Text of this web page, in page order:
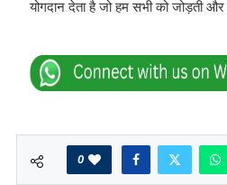
योगदान देता है जो हम सभी को जोड़ती और
0